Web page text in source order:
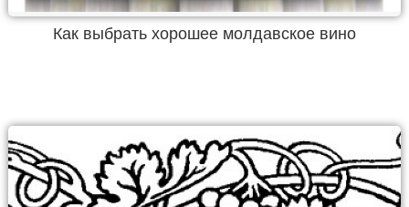
Как выбрать хорошее молдавское вино